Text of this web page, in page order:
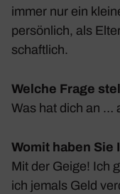
immer nur ein
persön­lich, als
schaft­lich.
Welche Frage
Was hat dich an …
Womit haben Sie
Mit der Geige! Ich
ich jemals Geld